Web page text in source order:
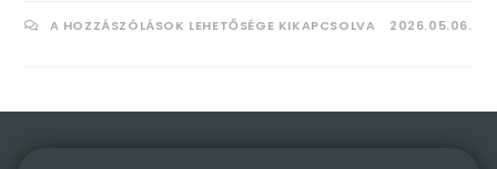
A HOZZÁSZÓLÁSOK LEHETŐSÉGE KIKAPCSOLVA 2026.05.06.